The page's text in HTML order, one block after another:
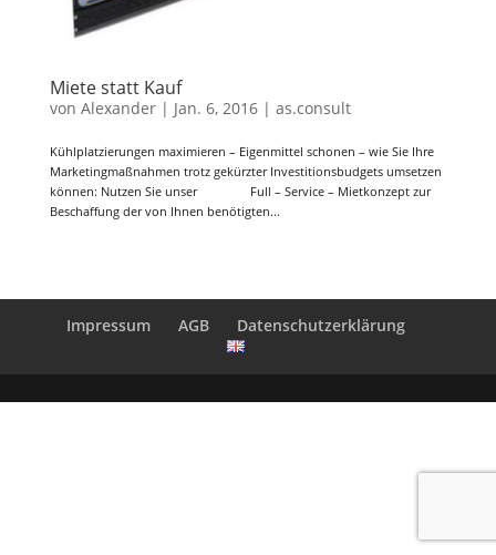
Miete statt Kauf
von Alexander| Jan. 6, 2016| as.consult
Kühlplatzierungen maximieren – Eigenmittel schonen – wie Sie Ihre
Marketingmaßnahmen trotz gekürzter Investitionsbudgets umsetzen
können: Nutzen Sie unser Full – Service – Mietkonzept zur
Beschaffung der von Ihnen benötigten...
Impressum AGB Datenschutzerklärung